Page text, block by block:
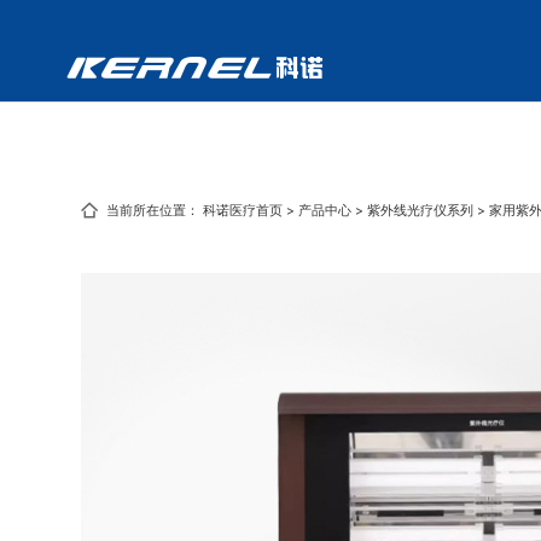
当前所在位置：科诺医疗首页 > 产品中心 >紫外线光疗仪系列 >家用紫